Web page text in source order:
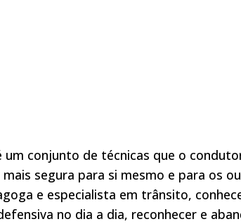
um conjunto de técnicas que o
segura para si mesmo e para os
e especialista em trânsito,
no dia a dia, reconhecer e